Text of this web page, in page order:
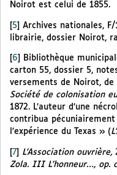
Noirot est celui de 1855.
[5] Archives nationales,
librairie, dossier Noirot,
6
Bibliothèque
carton 55, dossier 5,
versements de Noirot, de
Société de colonisation
1872. L’auteur d’une
contribua
l’expérience du Texas » (
7 L’Association ouvrière,
Zola. III L’honneur…, op.